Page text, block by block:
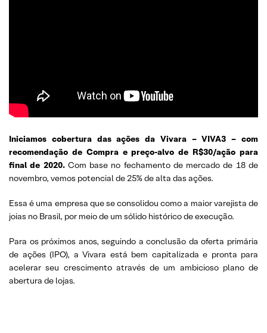
Iniciamos cobertura das ações da Vivara – VIVA3 – com
recomendação de Compra e preço-alvo de R$30/ação para
final de 2020.Com base no fechamento de mercado de 18 de
novembro, vemos potencial de 25% de alta das ações.
Essa é uma empresa que se consolidou como a maior varejista de
joias no Brasil, por meio de um sólido histórico de execução.
Para os próximos anos, seguindo a conclusão da oferta primária
de ações (IPO), a Vivara está bem capitalizada e pronta para
acelerar seu crescimento através de um ambicioso plano de
abertura de lojas.